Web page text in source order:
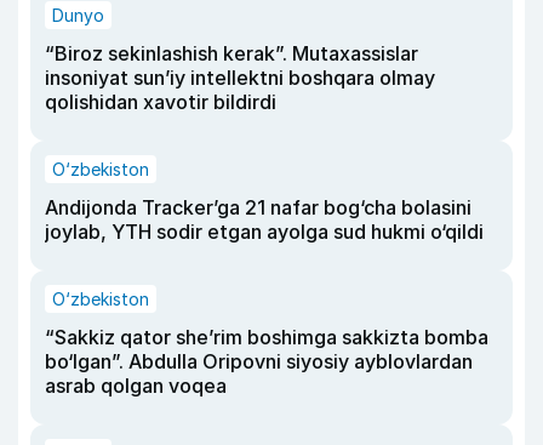
Dunyo
“Biroz sekinlashish kerak”. Mutaxassislar
insoniyat sun’iy intellektni boshqara olmay
qolishidan xavotir bildirdi
O‘zbekiston
Andijonda Tracker’ga 21 nafar bog‘cha bolasini
joylab, YTH sodir etgan ayolga sud hukmi o‘qildi
O‘zbekiston
“Sakkiz qator she’rim boshimga sakkizta bomba
bo‘lgan”. Abdulla Oripovni siyosiy ayblovlardan
asrab qolgan voqea